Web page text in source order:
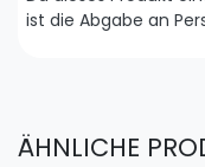
ist die Abgabe an
ÄHNLICHE